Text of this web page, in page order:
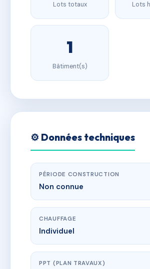
Lots totaux Lots
1
Bâtiment(s)
⚙️ Données techniques
PÉRIODE CONSTRUCTION
Non connue
CHAUFFAGE
Individuel
PPT (PLAN TRAVAUX)